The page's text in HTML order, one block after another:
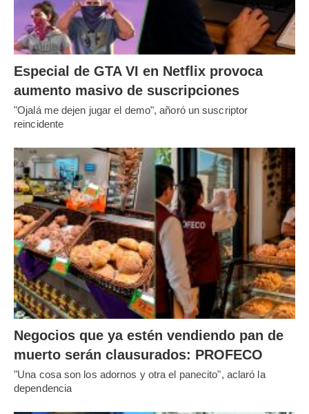
Especial de GTA VI en Netflix provoca
aumento masivo de suscripciones
"Ojalá me dejen jugar el demo", añoró un suscriptor
reincidente
Negocios que ya estén vendiendo pan de
muerto serán clausurados: PROFECO
"Una cosa son los adornos y otra el panecito", aclaró la
dependencia